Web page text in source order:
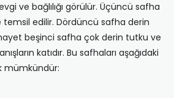
ve bağlılığı görülür. Üçüncü safha
temsil edilir. Dördüncü safha derin
beşinci safha çok derin tutku ve
katıdır. Bu safhaları aşağıdaki
mümkündür: